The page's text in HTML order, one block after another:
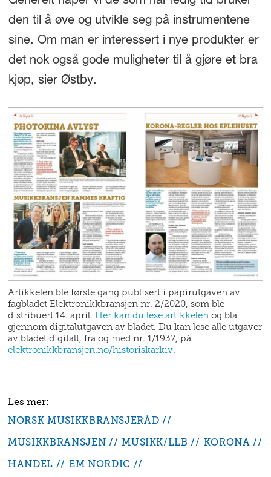
den til å øve og utvikle seg på instrumentene
sine. Om man er interessert i nye produkter er
det nok også gode muligheter til å gjøre et bra
kjøp, sier Østby.
Artikkelen ble første gang publisert i papirutgaven av
fagbladet Elektronikkbransjen nr. 2/2020, som ble
distribuert 14. april.Her kan du lese artikkelen og bla
gjennom digitalutgaven av bladet. Du kan lese alle utgaver
av bladet digitalt, fra og med nr. 1/1937, på
elektronikkbransjen.no/historiskarkiv.
NORSK MUSIKKBRANSJERÅD
MUSIKKBRANSJEN
MUSIKK/LLB
KORONA
HANDEL
EM NORDIC